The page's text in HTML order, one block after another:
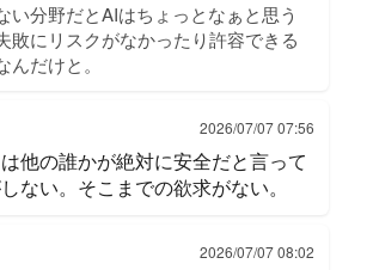
い分野だとAIはちょっとなぁと思う
敗にリスクがなかったり許容できる
だけと。
2026/07/07 07:56
他の誰かが絶対に安全だと言って
ない。そこまでの欲求がない。
2026/07/07 08:02